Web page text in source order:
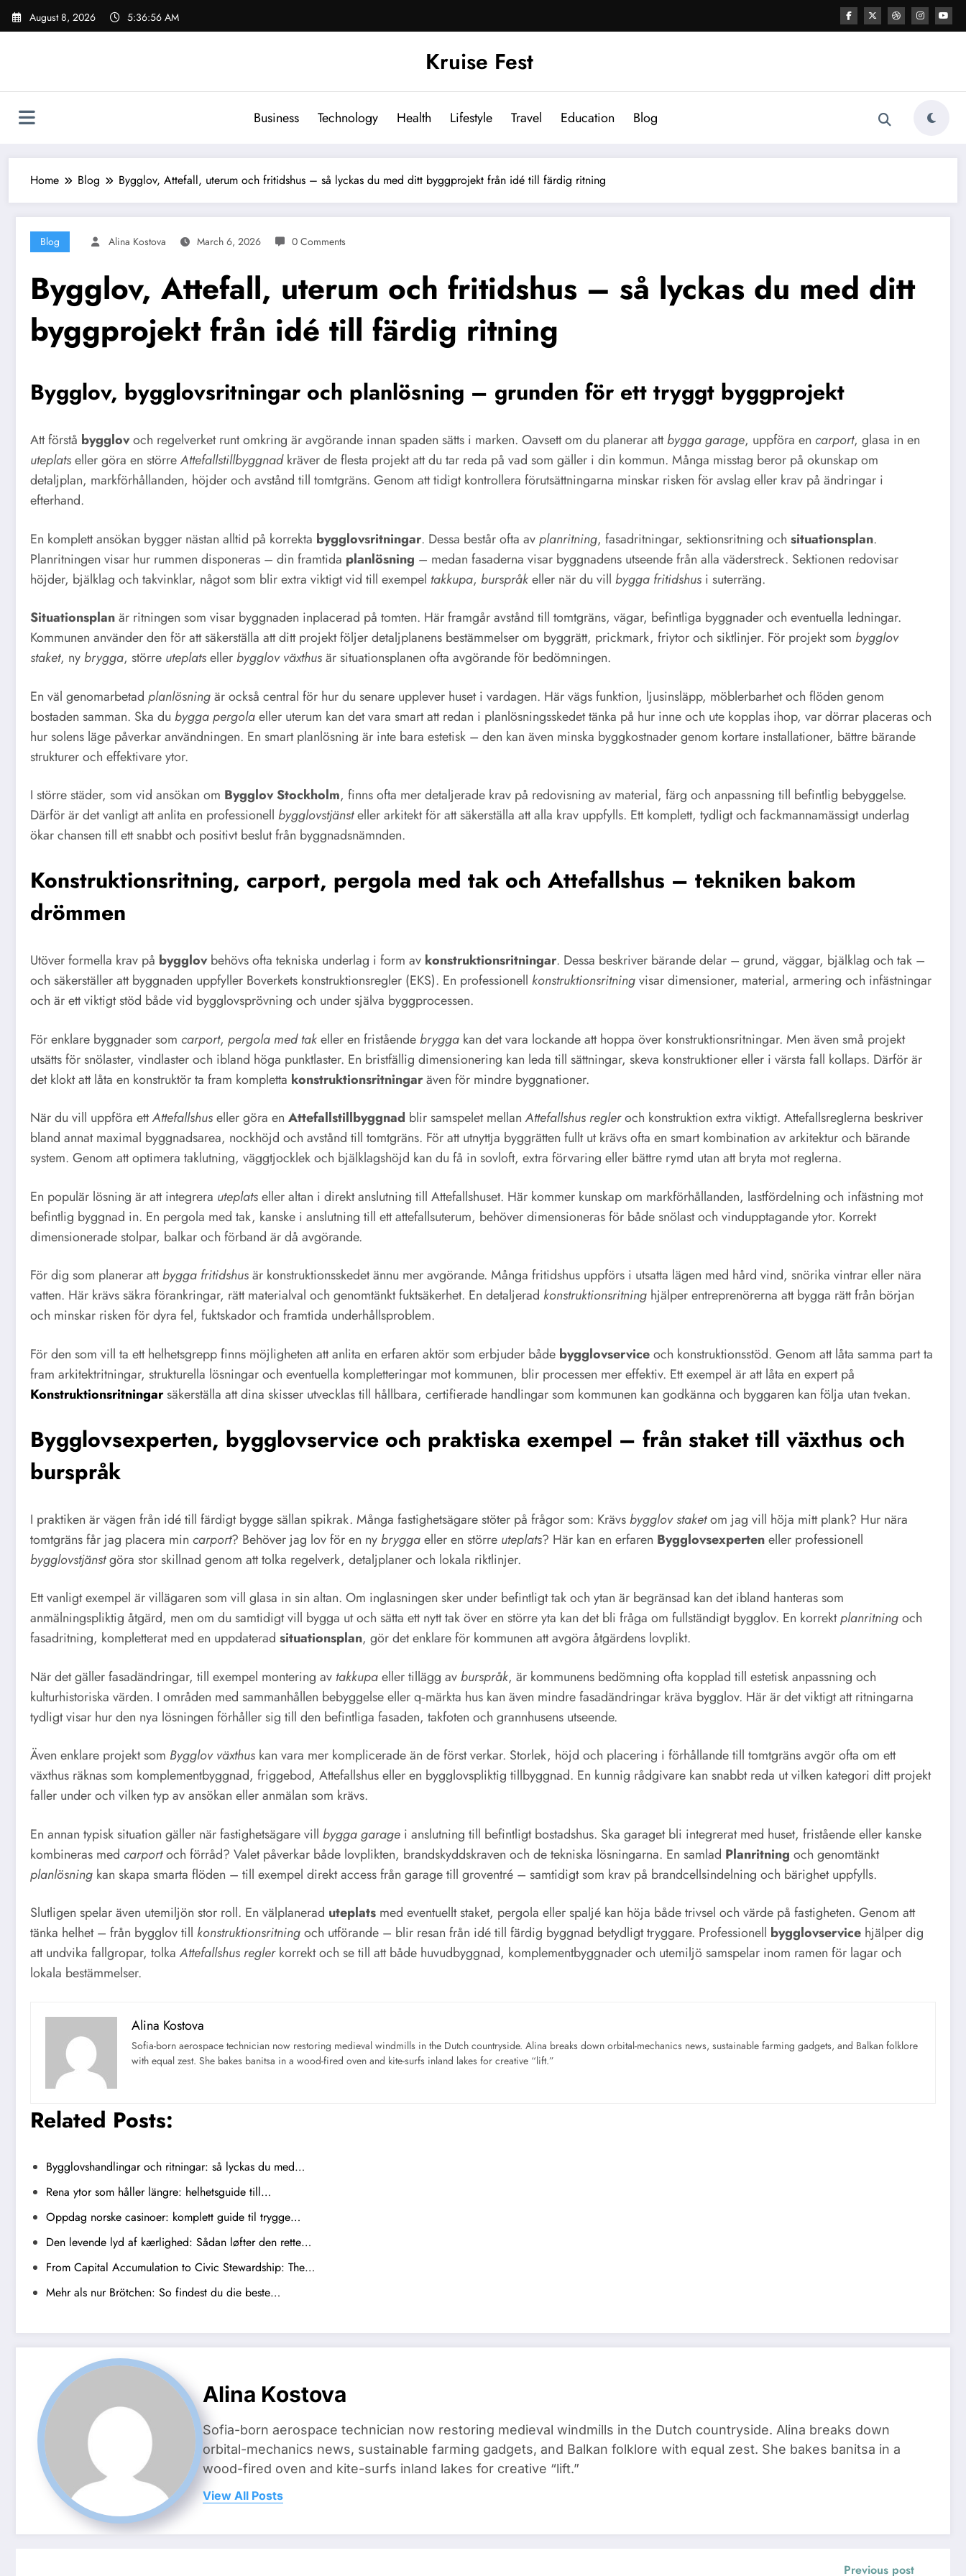
Skip
August 8, 2026 5:36:57 AM
Kruise Fest
Business Technology Health Lifestyle Travel Education Blog
Home Blog Bygglov, Attefall, uterum och fritidshus – så lyckas du med ditt byggprojekt från idé till färdig ritning
Blog Alina Kostova March 6, 2026 0 Comments
Bygglov, Attefall, uterum och fritidshus – så lyckas du med ditt
byggprojekt från idé till färdig ritning
Bygglov, bygglovsritningar och planlösning – grunden för ett tryggt byggprojekt
Att förstå bygglovoch regelverket runt omkring är avgörande innan spaden sätts i marken. Oavsett om du planerar attbygga garage, uppföra en carport, glasa in en
uteplatseller göra en störreAttefallstillbyggnadkräver de flesta projekt att du tar reda på vad som gäller i din kommun. Många misstag beror på okunskap om
detaljplan, markförhållanden, höjder och avstånd till tomtgräns. Genom att tidigt kontrollera förutsättningarna minskar risken för avslag eller krav på ändringar i
efterhand.
En komplett ansökan bygger nästan alltid på korrekta bygglovsritningar. Dessa består ofta avplanritning, fasadritningar, sektionsritning och situationsplan.
Planritningen visar hur rummen disponeras – din framtida planlösning – medan fasaderna visar byggnadens utseende från alla väderstreck. Sektionen redovisar
höjder, bjälklag och takvinklar, något som blir extra viktigt vid till exempel takkupa, burspråkeller när du vill bygga fritidshus i suterräng.
Situationsplanär ritningen som visar byggnaden inplacerad på tomten. Här framgår avstånd till tomtgräns, vägar, befintliga byggnader och eventuella ledningar.
Kommunen använder den för att säkerställa att ditt projekt följer detaljplanens bestämmelser om byggrätt, prickmark, friytor och siktlinjer. För projekt som bygglov
staket, nybrygga, större uteplatsellerbygglov växthusär situationsplanen ofta avgörande för bedömningen.
En väl genomarbetad planlösningär också central för hur du senare upplever huset i vardagen. Här vägs funktion, ljusinsläpp, möblerbarhet och flöden genom
bostaden samman. Ska du bygga pergolaeller uterum kan det vara smart att redan i planlösningsskedet tänka på hur inne och ute kopplas ihop, var dörrar placeras och
hur solens läge påverkar användningen. En smart planlösning är inte bara estetisk – den kan även minska byggkostnader genom kortare installationer, bättre bärande
strukturer och effektivare ytor.
I större städer, som vid ansökan om Bygglov Stockholm, finns ofta mer detaljerade krav på redovisning av material, färg och anpassning till befintlig bebyggelse.
Därför är det vanligt att anlita en professionell bygglovstjänsteller arkitekt för att säkerställa att alla krav uppfylls. Ett komplett, tydligt och fackmannamässigt underlag
ökar chansen till ett snabbt och positivt beslut från byggnadsnämnden.
Konstruktionsritning, carport, pergola med tak och Attefallshus – tekniken bakom
drömmen
Utöver formella krav på bygglovbehövs ofta tekniska underlag i form av konstruktionsritningar. Dessa beskriver bärande delar – grund, väggar, bjälklag och tak –
och säkerställer att byggnaden uppfyller Boverkets konstruktionsregler (EKS). En professionell konstruktionsritningvisar dimensioner, material, armering och infästningar
och är ett viktigt stöd både vid bygglovsprövning och under själva byggprocessen.
För enklare byggnader som carport, pergola med takeller en friståendebrygga kan det vara lockande att hoppa över konstruktionsritningar. Men även små projekt
utsätts för snölaster, vindlaster och ibland höga punktlaster. En bristfällig dimensionering kan leda till sättningar, skeva konstruktioner eller i värsta fall kollaps. Därför är
det klokt att låta en konstruktör ta fram kompletta konstruktionsritningaräven för mindre byggnationer.
När du vill uppföra ettAttefallshuseller göra en Attefallstillbyggnad blir samspelet mellanAttefallshus regleroch konstruktion extra viktigt. Attefallsreglerna beskriver
bland annat maximal byggnadsarea, nockhöjd och avstånd till tomtgräns. För att utnyttja byggrätten fullt ut krävs ofta en smart kombination av arkitektur och bärande
system. Genom att optimera taklutning, väggtjocklek och bjälklagshöjd kan du få in sovloft, extra förvaring eller bättre rymd utan att bryta mot reglerna.
En populär lösning är att integrera uteplatseller altan i direkt anslutning till Attefallshuset. Här kommer kunskap om markförhållanden, lastfördelning och infästning mot
befintlig byggnad in. En pergola med tak, kanske i anslutning till ett attefallsuterum, behöver dimensioneras för både snölast och vindupptagande ytor. Korrekt
dimensionerade stolpar, balkar och förband är då avgörande.
För dig som planerar attbygga fritidshusär konstruktionsskedet ännu mer avgörande. Många fritidshus uppförs i utsatta lägen med hård vind, snörika vintrar eller nära
vatten. Här krävs säkra förankringar, rätt materialval och genomtänkt fuktsäkerhet. En detaljerad konstruktionsritning hjälper entreprenörerna att bygga rätt från början
och minskar risken för dyra fel, fuktskador och framtida underhållsproblem.
För den som vill ta ett helhetsgrepp finns möjligheten att anlita en erfaren aktör som erbjuder både bygglovserviceoch konstruktionsstöd. Genom att låta samma part ta
fram arkitektritningar, strukturella lösningar och eventuella kompletteringar mot kommunen, blir processen mer effektiv. Ett exempel är att låta en expert på
Konstruktionsritningarsäkerställa att dina skisser utvecklas till hållbara, certifierade handlingar som kommunen kan godkänna och byggaren kan följa utan tvekan.
Bygglovsexperten, bygglovservice och praktiska exempel – från staket till växthus och
burspråk
I praktiken är vägen från idé till färdigt bygge sällan spikrak. Många fastighetsägare stöter på frågor som: Krävsbygglov staketom jag vill höja mitt plank? Hur nära
tomtgräns får jag placera min carport? Behöver jag lov för en nybryggaeller en större uteplats? Här kan en erfaren Bygglovsexperteneller professionell
bygglovstjänstgöra stor skillnad genom att tolka regelverk, detaljplaner och lokala riktlinjer.
Ett vanligt exempel är villägaren som vill glasa in sin altan. Om inglasningen sker under befintligt tak och ytan är begränsad kan det ibland hanteras som
anmälningspliktig åtgärd, men om du samtidigt vill bygga ut och sätta ett nytt tak över en större yta kan det bli fråga om fullständigt bygglov. En korrektplanritningoch
fasadritning, kompletterat med en uppdaterad situationsplan, gör det enklare för kommunen att avgöra åtgärdens lovplikt.
När det gäller fasadändringar, till exempel montering av takkupaeller tillägg avburspråk, är kommunens bedömning ofta kopplad till estetisk anpassning och
kulturhistoriska värden. I områden med sammanhållen bebyggelse eller q‑märkta hus kan även mindre fasadändringar kräva bygglov. Här är det viktigt att ritningarna
tydligt visar hur den nya lösningen förhåller sig till den befintliga fasaden, takfoten och grannhusens utseende.
Även enklare projekt som Bygglov växthus kan vara mer komplicerade än de först verkar. Storlek, höjd och placering i förhållande till tomtgräns avgör ofta om ett
växthus räknas som komplementbyggnad, friggebod, Attefallshus eller en bygglovspliktig tillbyggnad. En kunnig rådgivare kan snabbt reda ut vilken kategori ditt projekt
faller under och vilken typ av ansökan eller anmälan som krävs.
En annan typisk situation gäller när fastighetsägare vill bygga garage i anslutning till befintligt bostadshus. Ska garaget bli integrerat med huset, fristående eller kanske
kombineras med carportoch förråd? Valet påverkar både lovplikten, brandskyddskraven och de tekniska lösningarna. En samlad Planritning och genomtänkt
planlösning kan skapa smarta flöden – till exempel direkt access från garage till groventré – samtidigt som krav på brandcellsindelning och bärighet uppfylls.
Slutligen spelar även utemiljön stor roll. En välplanerad uteplats med eventuellt staket, pergola eller spaljé kan höja både trivsel och värde på fastigheten. Genom att
tänka helhet – från bygglov till konstruktionsritningoch utförande – blir resan från idé till färdig byggnad betydligt tryggare. Professionell bygglovservice hjälper dig
att undvika fallgropar, tolkaAttefallshus reglerkorrekt och se till att både huvudbyggnad, komplementbyggnader och utemiljö samspelar inom ramen för lagar och
lokala bestämmelser.
Alina Kostova
Sofia-born aerospace technician now restoring medieval windmills in the Dutch countryside. Alina breaks down orbital-mechanics news, sustainable farming gadgets, and Balkan folklore
with equal zest. She bakes banitsa in a wood-fired oven and kite-surfs inland lakes for creative “lift.”
Related Posts:
Bygglovshandlingar och ritningar: så lyckas du med…
Rena ytor som håller längre: helhetsguide till…
Oppdag norske casinoer: komplett guide til trygge…
Den levende lyd af kærlighed: Sådan løfter den rette…
From Capital Accumulation to Civic Stewardship: The…
Mehr als nur Brötchen: So findest du die beste…
Alina Kostova
Sofia-born aerospace technician now restoring medieval windmills in the Dutch countryside. Alina breaks down
orbital-mechanics news, sustainable farming gadgets, and Balkan folklore with equal zest. She bakes banitsa in a
wood-fired oven and kite-surfs inland lakes for creative “lift.”
View All Posts
Previous post